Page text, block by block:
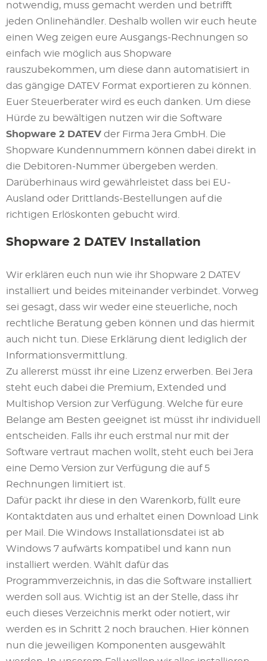
notwendig, muss gemacht werden und betrifft
jeden Onlinehändler. Deshalb wollen wir euch heute
einen Weg zeigen eure Ausgangs-Rechnungen so
einfach wie möglich aus Shopware
rauszubekommen, um diese dann automatisiert in
das gängige DATEV Format exportieren zu können.
Euer Steuerberater wird es euch danken. Um diese
Hürde zu bewältigen nutzen wir die Software
Shopware 2 DATEV der Firma Jera GmbH. Die
Shopware Kundennummern können dabei direkt in
die Debitoren-Nummer übergeben werden.
Darüberhinaus wird gewährleistet dass bei EU-
Ausland oder Drittlands-Bestellungen auf die
richtigen Erlöskonten gebucht wird.
Shopware 2 DATEV Installation
Wir erklären euch nun wie ihr Shopware 2 DATEV
installiert und beides miteinander verbindet. Vorweg
sei gesagt, dass wir weder eine steuerliche, noch
rechtliche Beratung geben können und das hiermit
auch nicht tun. Diese Erklärung dient lediglich der
Informationsvermittlung.
Zu allererst müsst ihr eine Lizenz erwerben. Bei Jera
steht euch dabei die Premium, Extended und
Multishop Version zur Verfügung. Welche für eure
Belange am Besten geeignet ist müsst ihr individuell
entscheiden. Falls ihr euch erstmal nur mit der
Software vertraut machen wollt, steht euch bei Jera
eine Demo Version zur Verfügung die auf 5
Rechnungen limitiert ist.
Dafür packt ihr diese in den Warenkorb, füllt eure
Kontaktdaten aus und erhaltet einen Download Link
per Mail. Die Windows Installationsdatei ist ab
Windows 7 aufwärts kompatibel und kann nun
installiert werden. Wählt dafür das
Programmverzeichnis, in das die Software installiert
werden soll aus. Wichtig ist an der Stelle, dass ihr
euch dieses Verzeichnis merkt oder notiert, wir
werden es in Schritt 2 noch brauchen. Hier können
nun die jeweiligen Komponenten ausgewählt